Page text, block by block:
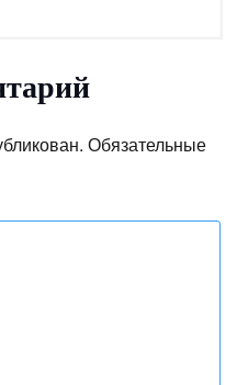
Обязательные